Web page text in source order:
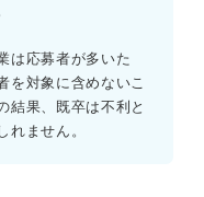
は応募者が多いた
を対象に含めないこ
結果、既卒は不利と
れません。